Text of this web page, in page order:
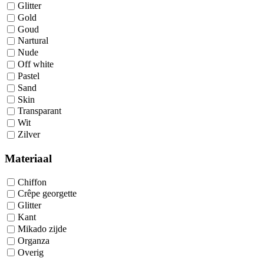
Glitter
Gold
Goud
Nartural
Nude
Off white
Pastel
Sand
Skin
Transparant
Wit
Zilver
Materiaal
Chiffon
Crêpe georgette
Glitter
Kant
Mikado zijde
Organza
Overig